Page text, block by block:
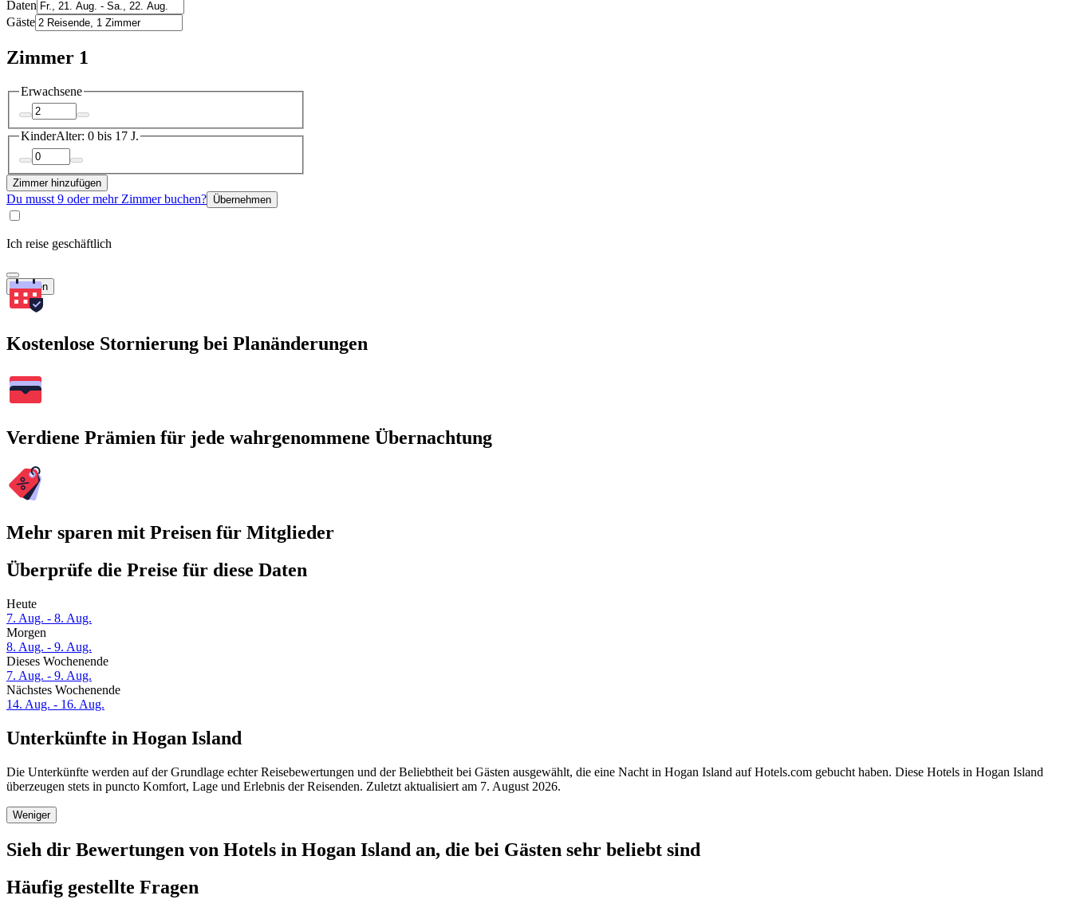
Daten
Gäste
Zimmer 1
Erwachsene
KinderAlter: 0 bis 17 J.
Zimmer hinzufügen
Du musst 9 oder mehr Zimmer buchen? Übernehmen
Ich reise geschäftlich
Suchen
Kostenlose Stornierung bei Planänderungen
Verdiene Prämien für jede wahrgenommene Übernachtung
Mehr sparen mit Preisen für Mitglieder
Überprüfe die Preise für diese Daten
Heute
7. Aug. - 8. Aug.
Morgen
8. Aug. - 9. Aug.
Dieses Wochenende
7. Aug. - 9. Aug.
Nächstes Wochenende
14. Aug. - 16. Aug.
Unterkünfte in Hogan Island
Die Unterkünfte werden auf der Grundlage echter Reisebewertungen und der Beliebtheit bei Gästen ausgewählt, die eine Nacht in Hogan Island auf Hotels.com gebucht haben. Diese Hotels in Hogan Island
überzeugen stets in puncto Komfort, Lage und Erlebnis der Reisenden. Zuletzt aktualisiert am 7. August 2026.
Weniger
Sieh dir Bewertungen von Hotels in Hogan Island an, die bei Gästen sehr beliebt sind
Häufig gestellte Fragen